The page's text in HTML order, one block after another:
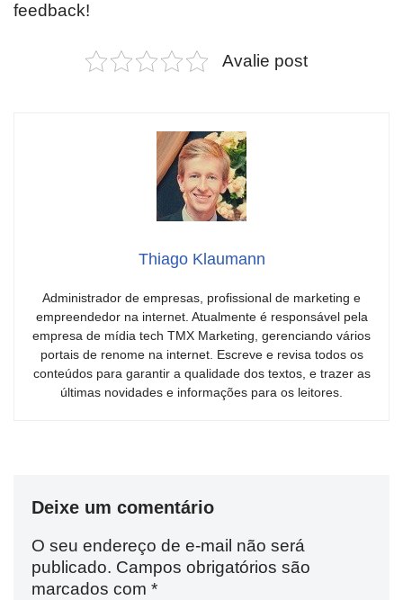
feedback!
Avalie post
Thiago Klaumann
Administrador de empresas, profissional de marketing e
empreendedor na internet. Atualmente é responsável pela
empresa de mídia tech TMX Marketing, gerenciando vários
portais de renome na internet. Escreve e revisa todos os
conteúdos para garantir a qualidade dos textos, e trazer as
últimas novidades e informações para os leitores.
Deixe um comentário
O seu endereço de e-mail não será
publicado. Campos obrigatórios são
marcados com *